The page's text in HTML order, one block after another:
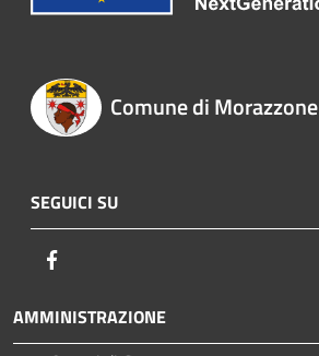
Comune di Morazzone
SEGUICI SU
AMMINISTRAZIONE